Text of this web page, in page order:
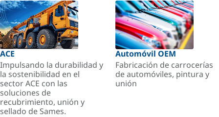
ACE
Impulsando la durabilidad y
la sostenibilidad en el
sector ACE con las
soluciones de
recubrimiento, unión y
sellado de Sames.
Automóvil OEM
Fabricación de carrocerías
de automóviles, pintura y
unión